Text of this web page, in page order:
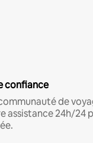
confiance
de
assistance 24h/24